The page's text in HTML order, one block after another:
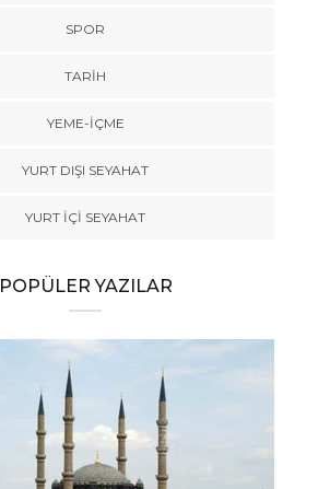
SPOR
TARİH
YEME-İÇME
YURT DIŞI SEYAHAT
YURT İÇİ SEYAHAT
POPÜLER YAZILAR